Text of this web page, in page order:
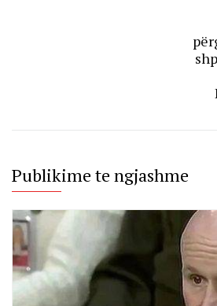
Publikime te ngjashme